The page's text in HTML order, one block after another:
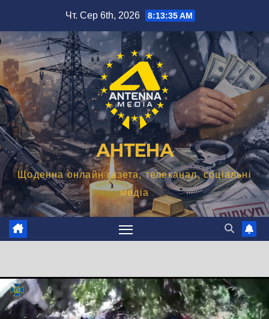
вмісту
Чт. Сер 6th, 2026 8:13:36 AM
АНТЕНА
Щоденна онлайн газета, телеканал, соціальні
медіа
TV СЮЖЕТ КРИМІНАЛ